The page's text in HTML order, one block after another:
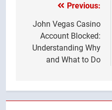
navigation
Previous:
John Vegas Casino
Account Blocked:
Understanding Why
and What to Do